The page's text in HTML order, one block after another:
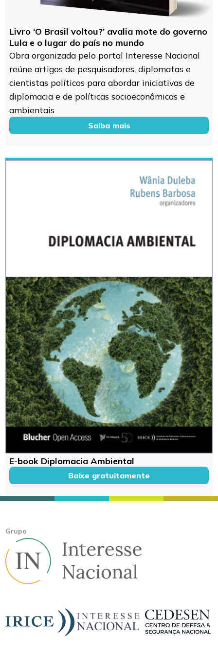
Livro ‘O Brasil voltou?’ avalia mote do governo
Lula e o lugar do país no mundo
Obra organizada pelo portal Interesse Nacional
reúne artigos de pesquisadores, diplomatas e
cientistas políticos para abordar iniciativas de
diplomacia e de políticas socioeconômicas e
ambientais
Saiba mais
E-book Diplomacia Ambiental
Baixe gratuitamente
Grupo